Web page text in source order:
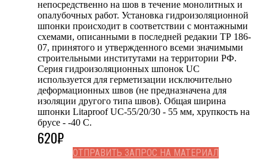
непосредственно на шов в течение монолитных и
опалубочных работ. Установка гидроизоляционной
шпонки происходит в соответствии с монтажными
схемами, описанными в последней редакии ТР 186-
07, принятого и утвержденного всеми значимыми
строительными институтами на территории РФ.
Серия гидроизоляционных шпонок UC
используется для герметизации исключительно
деформационных швов (не предназначена для
изоляции другого типа швов). Общая ширина
шпонки Litaproof UC-55/20/30 - 55 мм, хрупкость на
брусе - -40 С.
620₽
ОТПРАВИТЬ ЗАПРОС НА МАТЕРИАЛ